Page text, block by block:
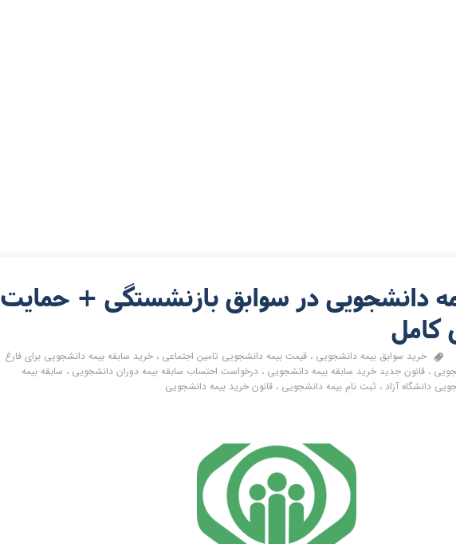
دانشجویی در سوابق بازنشستگی + حمایت
کامل
خرید سوابق بیمه دانشجویی ، قیمت بیمه دانشجویی تامین اجتماعی ، خرید سابقه بیمه دانشجویی برای فارغ
، قانون جدید خرید سابقه بیمه دانشجویی ، درخواست احتساب سابقه بیمه دوران دانشجویی ، سابقه بیمه
دانشگاه آزاد ، ثبت نام بیمه دانشجویی ، قانون خرید بیمه دانشجویی